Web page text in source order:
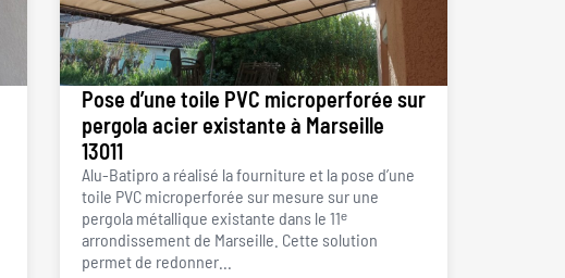
Pose d’une toile PVC microperforée sur
pergola acier existante à Marseille
13011
Alu-Batipro a réalisé la fourniture et la pose d’une
toile PVC microperforée sur mesure sur une
pergola métallique existante dans le 11ᵉ
arrondissement de Marseille. Cette solution
permet de redonner...